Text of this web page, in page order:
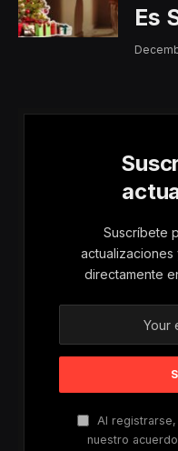
Es
Suscríbete
actualizaciones
directamente
Al
nuestro